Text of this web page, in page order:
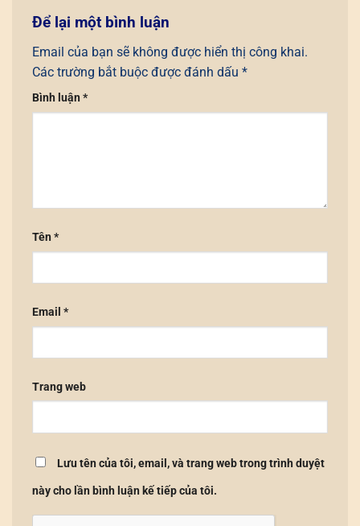
Để lại một bình luận
Email của bạn sẽ không được hiển thị công khai.
Các trường bắt buộc được đánh dấu *
Bình luận *
Tên *
Email *
Trang web
Lưu tên của tôi, email, và trang web trong trình duyệt
này cho lần bình luận kế tiếp của tôi.